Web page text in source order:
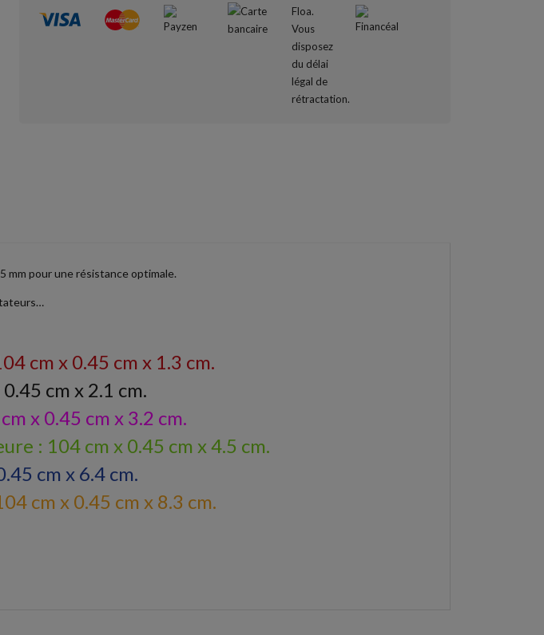
mm pour une résistance optimale.
cm x 0.45 cm x 1.3 cm.
cm x 2.1 cm.
x 0.45 cm x 3.2 cm.
: 104 cm x 0.45 cm x 4.5 cm.
cm x 6.4 cm.
cm x 0.45 cm x 8.3 cm.